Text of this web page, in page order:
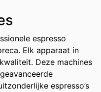
espresso
Elk apparaat in
Deze machines
espresso’s